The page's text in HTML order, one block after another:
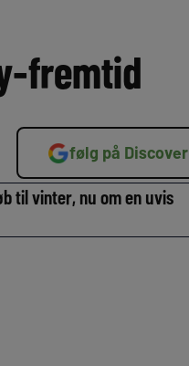
fremtid
følg på Discover
til vinter, nu om en uvis